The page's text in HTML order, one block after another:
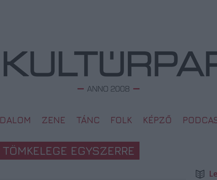
ZENE TÁNC FOLK KÉPZŐ
EGYSZERRE